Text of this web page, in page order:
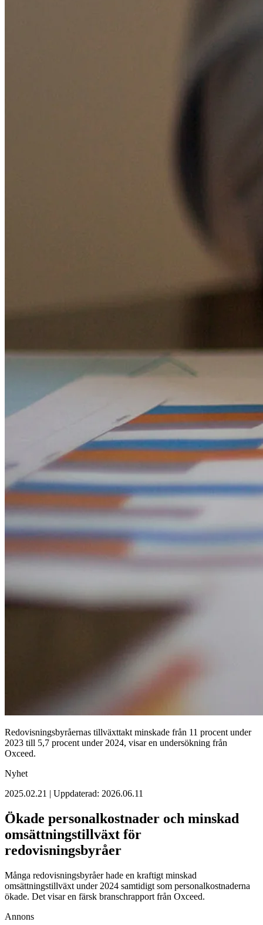
Redovisningsbyråernas tillväxttakt minskade från 11 procent under
2023 till 5,7 procent under 2024, visar en undersökning från
Oxceed.
Nyhet
2025.02.21 | Uppdaterad: 2026.06.11
Ökade personalkostnader och minskad
omsättningstillväxt för
redovisningsbyråer
Många redovisningsbyråer hade en kraftigt minskad
omsättningstillväxt under 2024 samtidigt som personalkostnaderna
ökade. Det visar en färsk branschrapport från Oxceed.
Annons